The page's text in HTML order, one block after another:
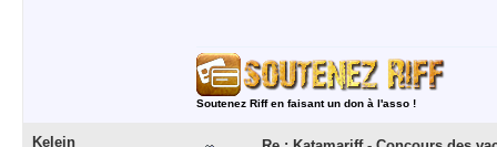
Soutenez Riff en faisant un don à l'asso !
Kelein